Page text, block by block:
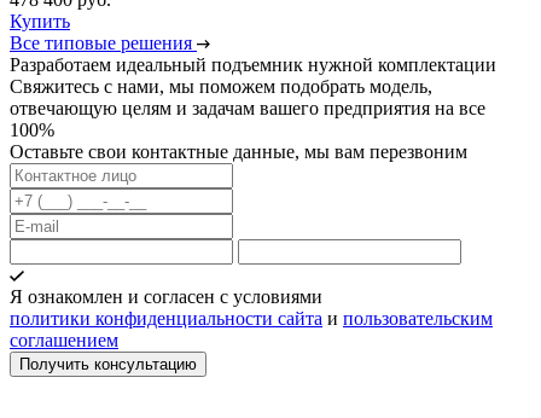
Купить
Все типовые решения
Разработаем идеальный подъемник нужной комплектации
Свяжитесь с нами, мы поможем подобрать модель,
отвечающую целям и задачам вашего предприятия на все
100%
Оставьте свои контактные данные, мы вам перезвоним
Я ознакомлен и согласен с условиями
политики конфиденциальности сайта и пользовательским
соглашением